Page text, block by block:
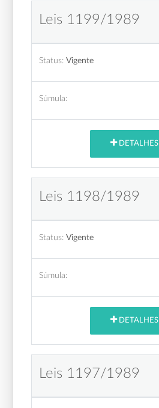
Leis 1199/1989
Status: Vigente
Súmula:
DETALHES
Leis 1198/1989
Status: Vigente
Súmula:
DETALHES
Leis 1197/1989